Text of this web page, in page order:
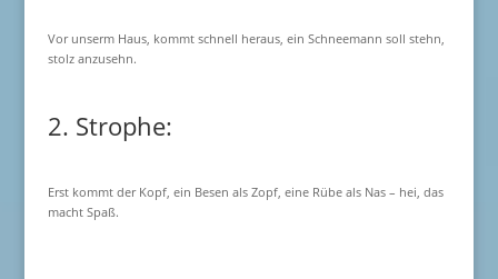
Vor unserm Haus, kommt schnell heraus, ein Schneemann soll stehn,
stolz anzusehn.
2. Strophe:
Erst kommt der Kopf, ein Besen als Zopf, eine Rübe als Nas – hei, das
macht Spaß.